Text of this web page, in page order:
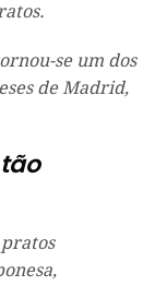
se um dos
de Madrid,